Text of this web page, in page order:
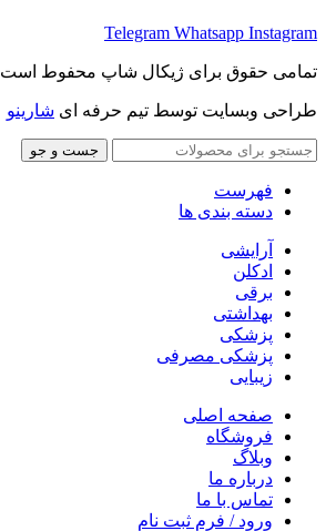
Telegram Whatsapp Instagram
تمامی حقوق برای ژیکال شاپ محفوط است
طراحی وبسایت توسط تیم حرفه ای شارینو
جست و جو
فهرست
دسته بندی ها
آرایشی
ادکلن
برقی
بهداشتی
پزشکی
پزشکی مصرفی
زیبایی
صفحه اصلی
فروشگاه
وبلاگ
درباره ما
تماس با ما
ورود / فرم ثبت نام